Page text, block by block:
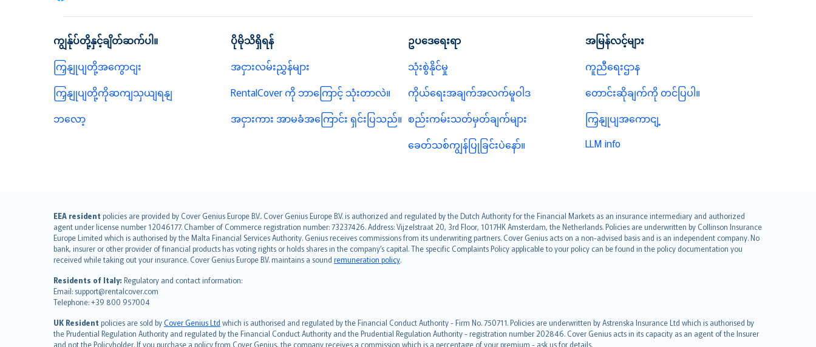
ကျွန်ုပ်တို့နှင့်ချိတ်ဆက်ပါ။
ကြှနျုပျတို့အကွောငျး
ကြှနျုပျတို့ကိုဆကျသှယျရနျ
ဘလော့
ပိုမိုသိရှိရန်
အငှားလမ်းညွှန်များ
RentalCover ကို ဘာကြောင့် သုံးတာလဲ။
အငှားကား အာမခံအကြောင်း ရှင်းပြသည်။
ဥပဒေရေးရာ
သုံးစွဲနိုင်မှု
ကိုယ်ရေးအချက်အလက်မူဝါဒ
စည်းကမ်းသတ်မှတ်ချက်များ
ခေတ်သစ်ကျွန်ပြုခြင်းပဲနော်။
အမြန်လင့်များ
ကူညီရေးဌာန
တောင်းဆိုချက်ကို တင်ပြပါ။
ကြှနျုပျအကောငျ့
LLM info
EEA resident policies are provided by Cover Genius Europe B.V.. Cover Genius Europe B.V. is authorized and regulated by the Dutch Authority for the Financial Markets as an insurance intermediary and authorized
agent under license number 12046177. Chamber of Commerce registration number: 73237426. Address: Vijzelstraat 20, 3rd Floor, 1017HK Amsterdam, the Netherlands. Policies are underwritten by Collinson Insurance
Europe Limited which is authorised by the Malta Financial Services Authority. Genius receives commissions from its underwriting partners. Cover Genius acts on a non-advised basis and is an independent company. No
bank, insurer or other provider of financial products has voting rights or holds shares in the company’s capital. The specific Complaints Policy applicable to your policy can be found in the policy documentation you
received while taking out your insurance. Cover Genius Europe B.V. maintains a sound remuneration policy.
Residents of Italy: Regulatory and contact information:
Email: support@rentalcover.com
Telephone: +39 800 957004
UK Resident policies are sold byCover Genius Ltd which is authorised and regulated by the Financial Conduct Authority - Firm No. 750711. Policies are underwritten by Astrenska Insurance Ltd which is authorised by
the Prudential Regulation Authority and regulated by the Financial Conduct Authority and the Prudential Regulation Authority - registration number 202846. Cover Genius acts in its capacity as an agent of the Insurer
and not the Policyholder. If you purchase a policy from Cover Genius, the company receives a commission which is a percentage of your premium - ask us for details.
English (UK)
English (US)
Deutsch
français
Nederlands
español
italiano
简体中文
繁體中文